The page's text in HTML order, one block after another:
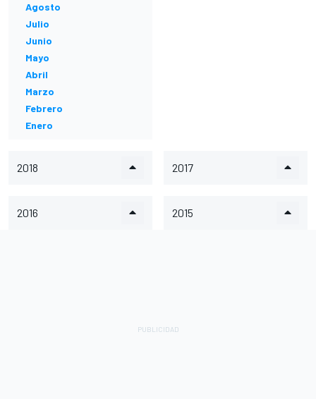
Agosto
Julio
Junio
Mayo
Abril
Marzo
Febrero
Enero
2018 2017
2016 2015